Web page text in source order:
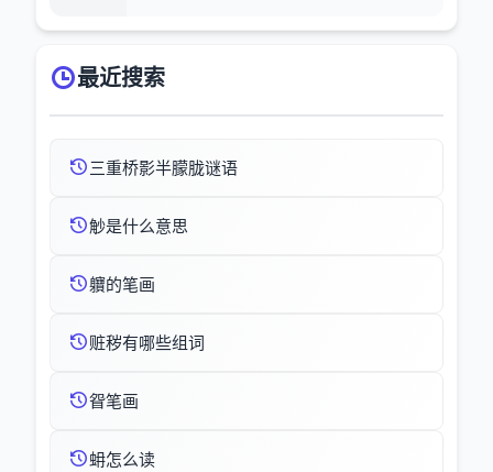
最近搜索
三重桥影半朦胧谜语
觘是什么意思
軉的笔画
赃秽有哪些组词
眢笔画
蚦怎么读